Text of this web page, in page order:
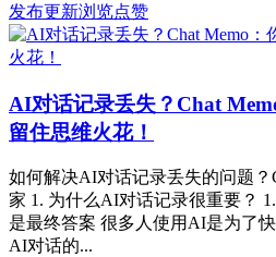
发布更新浏览点赞
AI对话记录丢失？Chat
留住思维火花！
如何解决AI对话记录丢失的问题？
家 1. 为什么AI对话记录很重要？
是最终答案 很多人使用AI是为了
AI对话的...